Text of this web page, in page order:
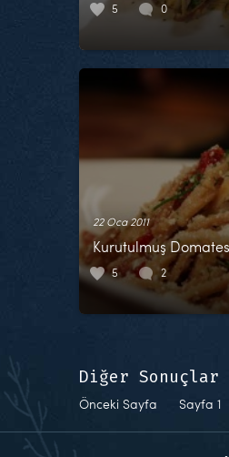
5 0
22 Oca 2011
Kurutulmuş
5 2
Diğer Sonuçlar
Önceki Sayfa Sayfa 1